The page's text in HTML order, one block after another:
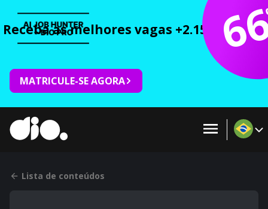
Receba as melhores vagas +2.150 cursos
MATRICULE-SE AGORA
Lista de conteúdos